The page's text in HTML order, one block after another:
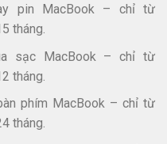
pin MacBook – chỉ từ
tháng.​
sạc MacBook – chỉ từ
tháng.​
phím MacBook – chỉ từ
tháng.​